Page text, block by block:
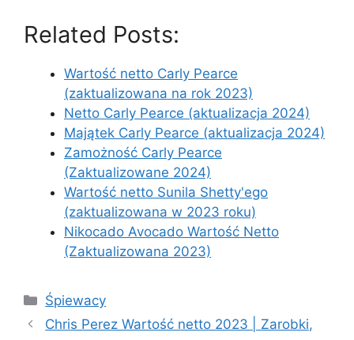
Related Posts:
Wartość netto Carly Pearce
(zaktualizowana na rok 2023)
Netto Carly Pearce (aktualizacja 2024)
Majątek Carly Pearce (aktualizacja 2024)
Zamożność Carly Pearce
(Zaktualizowane 2024)
Wartość netto Sunila Shetty'ego
(zaktualizowana w 2023 roku)
Nikocado Avocado Wartość Netto
(Zaktualizowana 2023)
Categories
Śpiewacy
Chris Perez Wartość netto 2023 | Zarobki,